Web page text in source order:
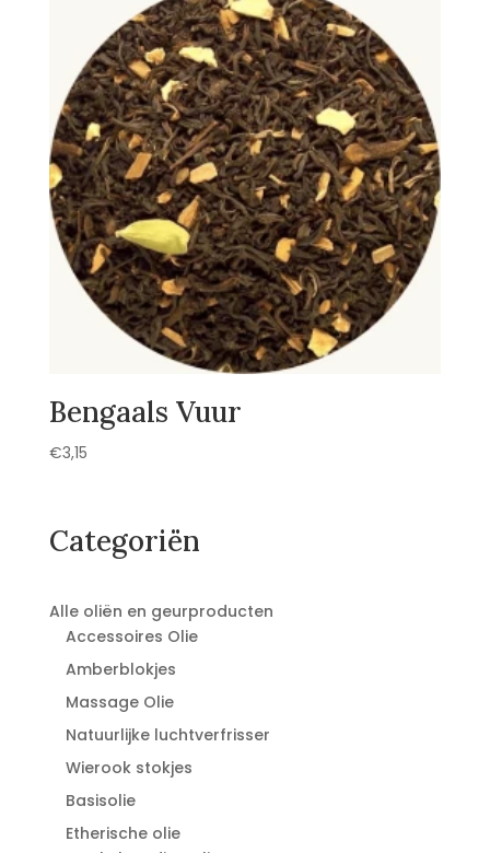
Bengaals Vuur
€3,15
Categoriën
Alle oliën en geurproducten
Accessoires Olie
Amberblokjes
Massage Olie
Natuurlijke luchtverfrisser
Wierook stokjes
Basisolie
Etherische olie